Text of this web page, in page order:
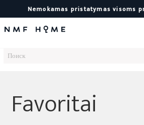
Nemokamas pristatymas visoms
Favoritai